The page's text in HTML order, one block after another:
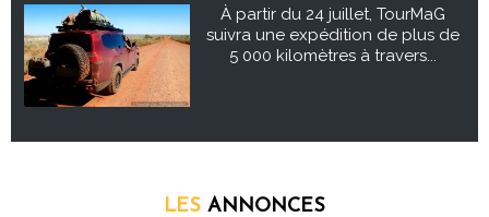
À partir du 24 juillet, TourMaG
suivra une expédition de plus de
5 000 kilomètres à travers...
LES ANNONCES